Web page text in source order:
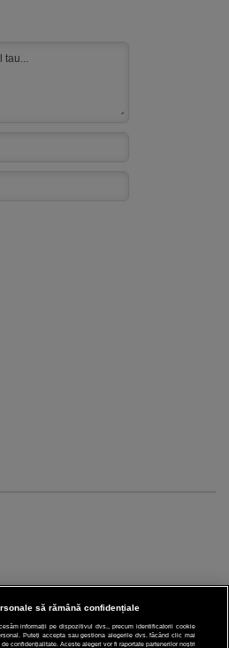
să rămână confidențiale
informații pe dispozitivul dvs., precum identificatorii cookie
Puteți accepta sau gestiona alegerile dvs. făcând clic mai
confidențialitate. Aceste alegeri vor fi raportate partenerilor noștri